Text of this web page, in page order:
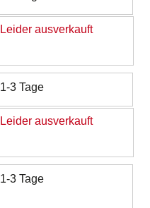
Leider ausverkauft
1-3 Tage
Leider ausverkauft
1-3 Tage